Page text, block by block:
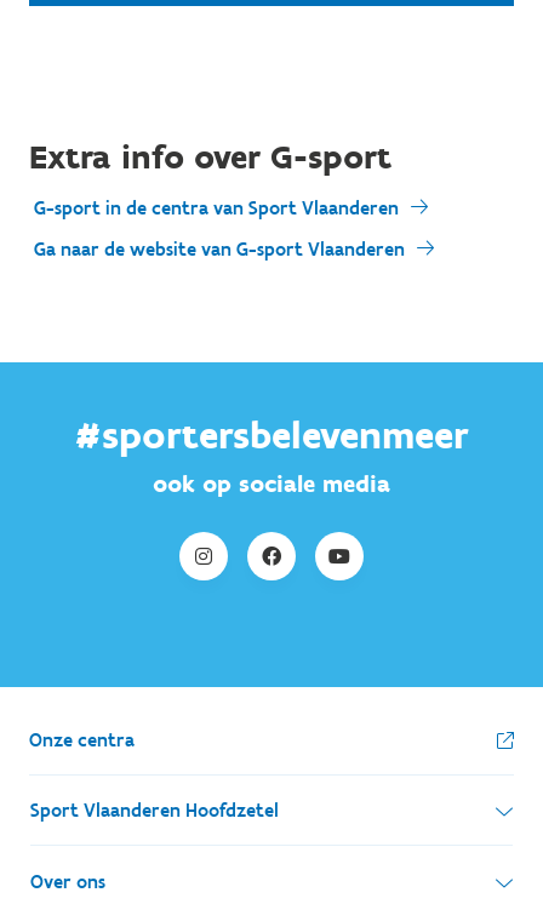
Extra info over G-sport
G-sport in de centra van Sport Vlaanderen
Ga naar de website van G-sport Vlaanderen
#sportersbelevenmeer
ook op sociale media
Onze centra
Sport Vlaanderen Hoofdzetel
Simon Bolivarlaan 17
Over ons